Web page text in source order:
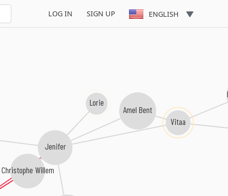
LOG IN SIGN UP ENGLISH
Christophe Willem
Jenifer
Lorie
Amel Bent
Vitaa